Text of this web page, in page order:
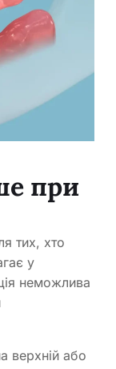
при
тих, хто
у
неможлива
верхній або